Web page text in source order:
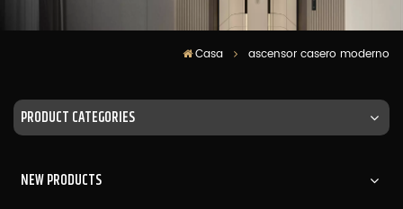
Casa ascensor casero moderno
PRODUCT CATEGORIES
NEW PRODUCTS